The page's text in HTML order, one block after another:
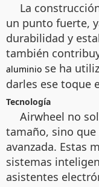
La
un punto fuerte,
durabilidad y
también
aluminio se ha
darles ese toque
Tecnología
Airwheel no
tamaño, sino
avanzada. Estas
sistemas
asistentes